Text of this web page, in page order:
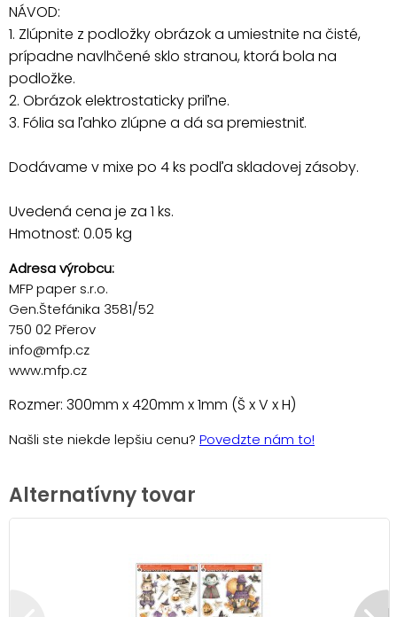
NÁVOD:
1. Zlúpnite z podložky obrázok a umiestnite na čisté,
prípadne navlhčené sklo stranou, ktorá bola na
podložke.
2. Obrázok elektrostaticky priľne.
3. Fólia sa ľahko zlúpne a dá sa premiestniť.
Dodávame v mixe po 4 ks podľa skladovej zásoby.
Uvedená cena je za 1 ks.
Hmotnosť: 0.05 kg
Adresa výrobcu:
MFP paper s.r.o.
Gen.Štefánika 3581/52
750 02 Přerov
info@mfp.cz
www.mfp.cz
Rozmer: 300mm x 420mm x 1mm (Š x V x H)
Našli ste niekde lepšiu cenu? Povedzte nám to!
Alternatívny tovar